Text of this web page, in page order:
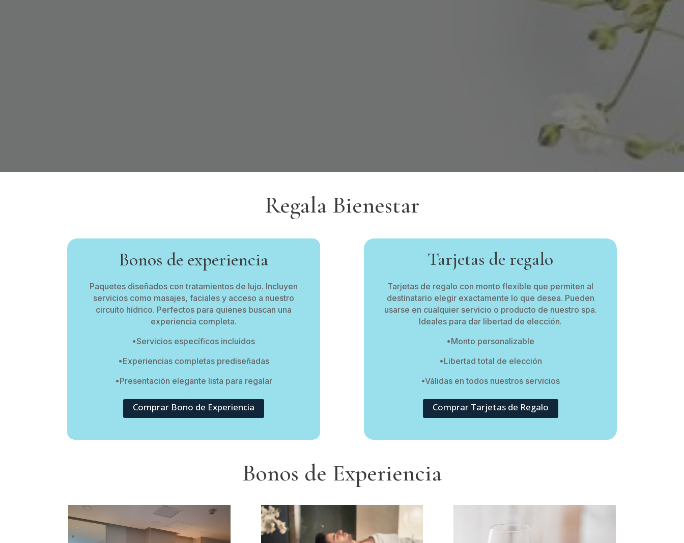
Regala Bienestar
Bonos de experiencia
Paquetes diseñados con tratamientos de lujo. Incluyen
servicios como masajes, faciales y acceso a nuestro
circuito hídrico. Perfectos para quienes buscan una
experiencia completa.
•Servicios específicos incluidos
•Experiencias completas prediseñadas
•Presentación elegante lista para regalar
Comprar Bono de Experiencia
Tarjetas de regalo
Tarjetas de regalo con monto flexible que permiten al
destinatario elegir exactamente lo que desea. Pueden
usarse en cualquier servicio o producto de nuestro spa.
Ideales para dar libertad de elección.
•Monto personalizable
•Libertad total de elección
•Válidas en todos nuestros servicios
Comprar Tarjetas de Regalo
Bonos de Experiencia